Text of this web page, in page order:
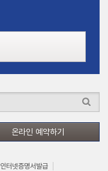
온라인 예약하기
인터넷증명서발급